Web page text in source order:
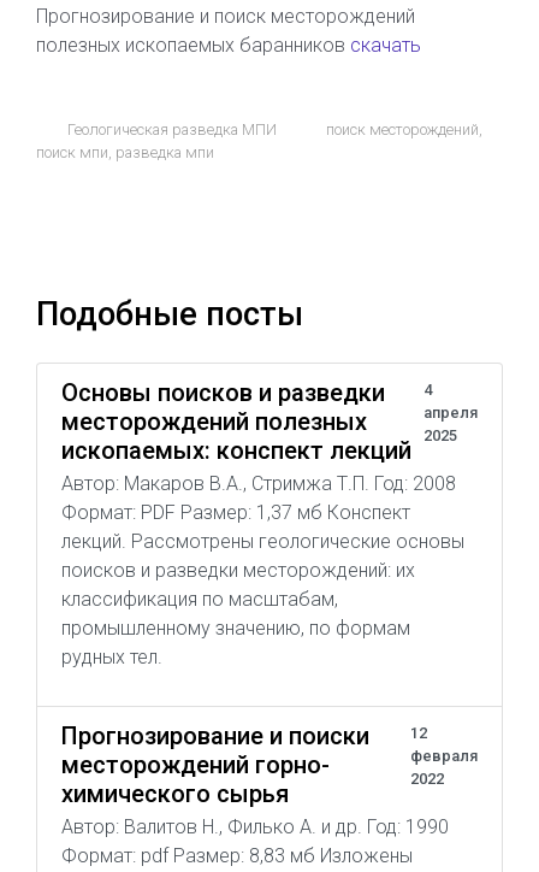
Прогнозирование и поиск месторождений
полезных ископаемых баранников скачать
Геологическая разведка МПИ поиск месторождений,
поиск мпи, разведка мпи
Подобные посты
Основы поисков и разведки
месторождений полезных
ископаемых: конспект лекций
4
апреля
2025
Автор: Макаров В.А., Стримжа Т.П. Год: 2008
Формат: PDF Размер: 1,37 мб Конспект
лекций. Рассмотрены геологические основы
поисков и разведки месторождений: их
классификация по масштабам,
промышленному значению, по формам
рудных тел.
Прогнозирование и поиски
месторождений горно-
химического сырья
12
февраля
2022
Автор: Валитов Н., Филько А. и др. Год: 1990
Формат: pdf Размер: 8,83 мб Изложены